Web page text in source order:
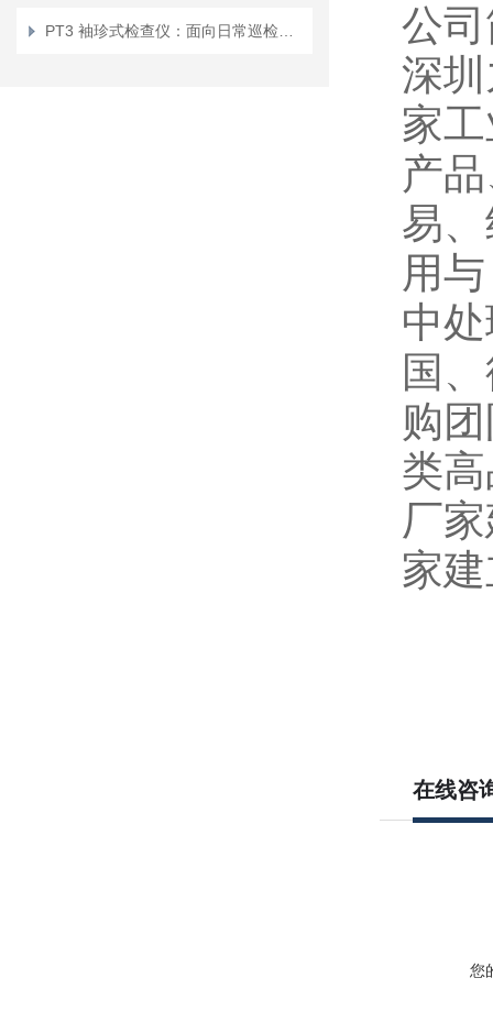
公
深
家
产
易
用
中
国
购
类
厂
家
在线咨
您